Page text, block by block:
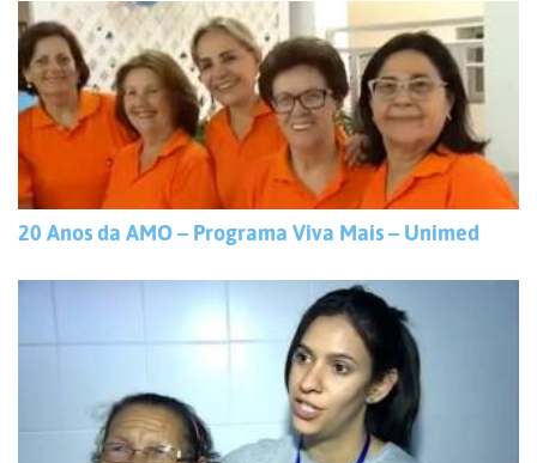
20 Anos da AMO – Programa Viva Mais – Unimed